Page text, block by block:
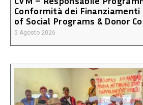
Conformità dei Finanziamenti
of Social Programs & Donor
5 Agosto 2026